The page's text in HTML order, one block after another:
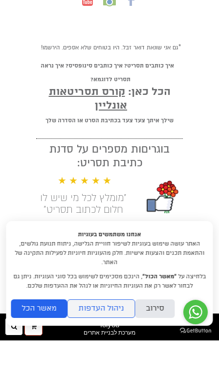
*גם אני שונאת דואר זבל. היו בטוחים שלא אספים. הירשמו!
איך כותבים תסריט? איך כותבים סינופסיס? איך נראה
תסריט לדוגמא?
הכל כאן: קורס תסריטאות
אונליין
שילך איתך צעד צעד בכתיבת הסרט או הסדרה שלך
בוגריםות מספרים על סדנת
כתיבת תסריט:
★ ★ ★ ★ ★
"מומלץ לכל מי שיש לו
חלום לכתוב תסריט"
לימודי תסריטאות וסטוריטלינג עם
דניאלה דורון
DraftRishon@gmail.com
folyou
מערכת לבניית אתרים
ההזמנה
אנחנו משתמשים בעוגיות
האתר עושה שימוש בעוגיות לשיפור חוויית הגלישה, ניתוח תנועת גולשים,
והתאמת תכנים והצעות אישיות. חלק מהעוגיות חיוניות לפעילות התקינה של
האתר.
בלחיצה על “מאשר הכול”, הינכם מסכימים לשימוש בכל סוגי העוגיות. ניתן גם
לבחור לאשר רק את העוגיות החיוניות או לנהל את ההעדפות שלכם.
סירוב ניהול העדפות מאשר הכל